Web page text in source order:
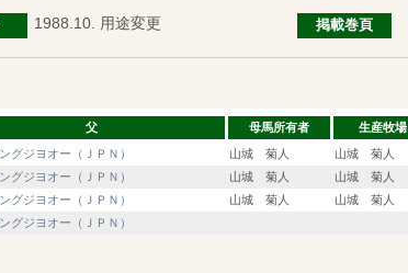
1988.10. 用途変更 掲載巻頁
父 母馬所有者 生産牧場
グジヨオー（ＪＰＮ） 山城 菊人 山城 菊人
グジヨオー（ＪＰＮ） 山城 菊人 山城 菊人
グジヨオー（ＪＰＮ） 山城 菊人 山城 菊人
グジヨオー（ＪＰＮ）